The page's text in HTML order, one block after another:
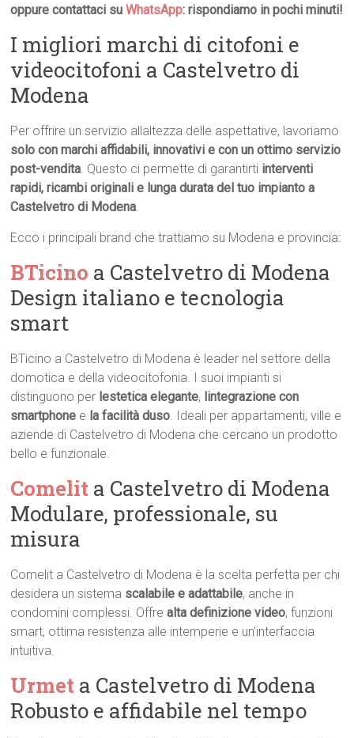
oppure contattaci suWhatsApp: rispondiamo in pochi minuti!
I migliori marchi di citofoni e
videocitofoni a Castelvetro di
Modena
Per offrire un servizio allaltezza delle aspettative, lavoriamo
solo con marchi affidabili, innovativi e con un ottimo servizio
post-vendita. Questo ci permette di garantirti interventi
rapidi, ricambi originali e lunga durata del tuo impianto a
Castelvetro di Modena.
Ecco i principali brand che trattiamo su Modena e provincia:
BTicino a Castelvetro di Modena 
Design italiano e tecnologia
smart
BTicino a Castelvetro di Modena è leader nel settore della
domotica e della videocitofonia. I suoi impianti si
distinguono per lestetica elegante, lintegrazione con
smartphone e la facilità duso. Ideali per appartamenti, ville e
aziende di Castelvetro di Modena che cercano un prodotto
bello e funzionale.
Comelit a Castelvetro di Modena 
Modulare, professionale, su
misura
Comelit a Castelvetro di Modena è la scelta perfetta per chi
desidera un sistema scalabile e adattabile, anche in
condomini complessi. Offrealta definizione video, funzioni
smart, ottima resistenza alle intemperie e un’interfaccia
intuitiva.
Urmet a Castelvetro di Modena 
Robusto e affidabile nel tempo